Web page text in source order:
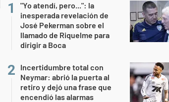
"Yo atendí, pero...": la
inesperada revelación de
José Pekerman sobre el
llamado de Riquelme para
dirigir a Boca
Incertidumbre total con
Neymar: abrió la puerta al
retiro y dejó una frase que
encendió las alarmas